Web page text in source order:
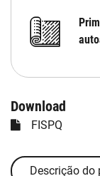
Download
FISPQ
Descrição do